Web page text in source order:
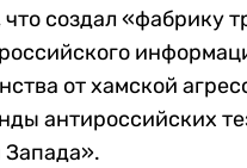
что создал «фабрику
от хамской
антироссийских
Запада».